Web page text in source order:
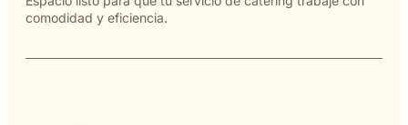
comodidad y eficiencia.